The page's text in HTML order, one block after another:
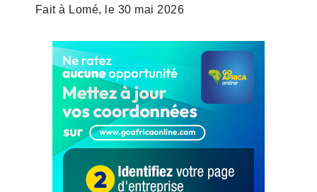
Fait à Lomé, le 30 mai 2026